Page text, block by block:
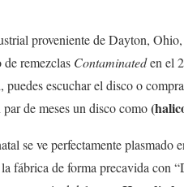
proveniente de Dayton,
remezclas Contaminateden el
escuchar el disco o
de meses un disco como
se ve perfectamente
fábrica de forma precavida con